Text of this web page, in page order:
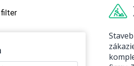
filter